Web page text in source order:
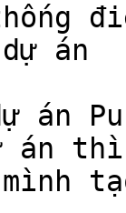
án
án
thì